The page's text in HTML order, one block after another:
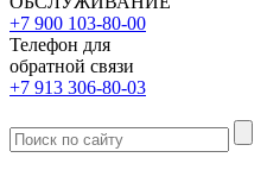
+7 900 103-80-00
Телефон для
обратной связи
+7 913 306-80-03